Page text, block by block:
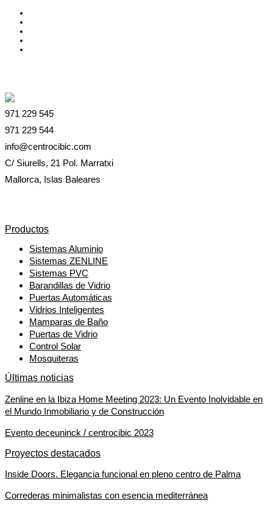
971 229 545
971 229 544
info@centrocibic.com
C/ Siurells, 21 Pol. Marratxi
Mallorca, Islas Baleares
Productos
Sistemas Aluminio
Sistemas ZENLINE
Sistemas PVC
Barandillas de Vidrio
Puertas Automáticas
Vidrios Inteligentes
Mamparas de Baño
Puertas de Vidrio
Control Solar
Mosquiteras
Últimas noticias
Zenline en la Ibiza Home Meeting 2023: Un Evento Inolvidable en
el Mundo Inmobiliario y de Construcción
Evento deceuninck / centrocibic 2023
Proyectos destacados
Inside Doors. Elegancia funcional en pleno centro de Palma
Correderas minimalistas con esencia mediterránea